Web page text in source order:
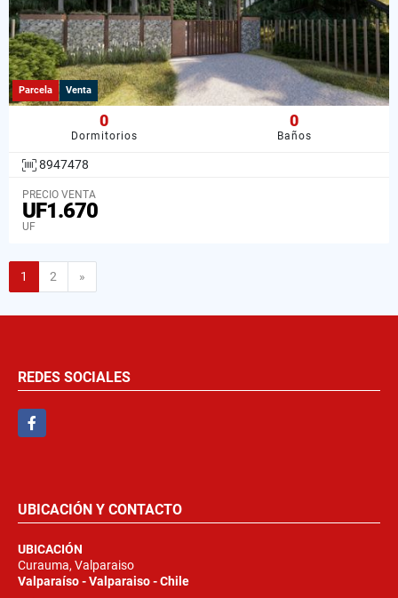
Parcela Venta
0
Dormitorios
0
Baños
8947478
PRECIO VENTA
UF1.670
UF
1 2 »
REDES SOCIALES
Facebook
UBICACIÓN Y CONTACTO
UBICACIÓN
Curauma, Valparaiso
Valparaíso - Valparaiso - Chile